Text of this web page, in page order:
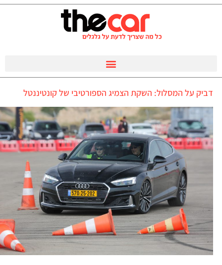
דביק על המסלול: השקת הצמיג הספורטיבי של קונטיננטל